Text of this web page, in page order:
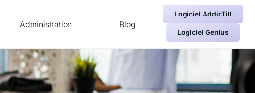
Administration Blog
Logiciel AddicTill
Logiciel Genius